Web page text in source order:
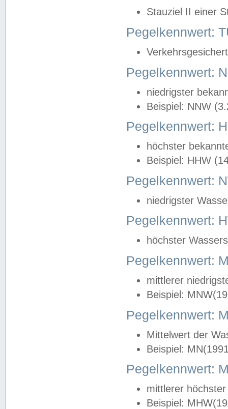
Stauziel II einer
Pegelkennwert:
Pegelkennwert:
niedrigster
Beispiel: NNW
Pegelkennwert:
höchster
Beispiel: HHW
Pegelkennwert:
niedrigster
Pegelkennwert:
höchster
Pegelkennwert:
mittlerer
Beispiel:
Pegelkennwert:
Mittelwert der
Beispiel:
Pegelkennwert:
mittlerer
Beispiel: